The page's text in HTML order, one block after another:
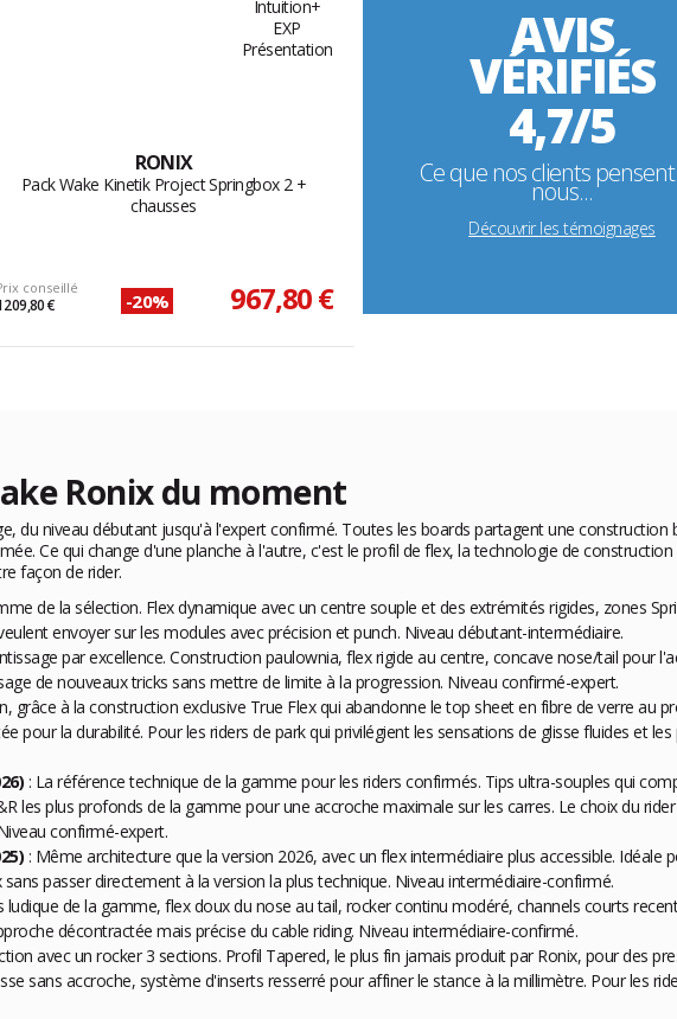
RONIX
Pack Wake Kinetik Project Springbox 2 +
chausses
conseillé
209,80 € -20% 967,80 €
AVIS
VÉRIFIÉS
4,7/5
Ce que nos clients
nous...
Découvrir les témoignages
Ronix du moment
du niveau débutant jusqu'à l'expert confirmé. Toutes les boards partagent une
Ce qui change d'une planche à l'autre, c'est le profil de flex, la technologie de
façon de rider.
de la sélection. Flex dynamique avec un centre souple et des extrémités rigides, zones
envoyer sur les modules avec précision et punch. Niveau débutant-intermédiaire.
par excellence. Construction paulownia, flex rigide au centre, concave nose/tail pour
de nouveaux tricks sans mettre de limite à la progression. Niveau confirmé-expert.
grâce à la construction exclusive True Flex qui abandonne le top sheet en fibre de verre au
pour la durabilité. Pour les riders de park qui privilégient les sensations de glisse fluides et
: La référence technique de la gamme pour les riders confirmés. Tips ultra-souples qui
les plus profonds de la gamme pour une accroche maximale sur les carres. Le choix du
confirmé-expert.
: Même architecture que la version 2026, avec un flex intermédiaire plus accessible. Idéale
passer directement à la version la plus technique. Niveau intermédiaire-confirmé.
ludique de la gamme, flex doux du nose au tail, rocker continu modéré, channels courts
décontractée mais précise du cable riding. Niveau intermédiaire-confirmé.
avec un rocker 3 sections. Profil Tapered, le plus fin jamais produit par Ronix, pour des
sans accroche, système d'inserts resserré pour affiner le stance à la millimètre. Pour les